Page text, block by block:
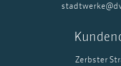
Zerbster